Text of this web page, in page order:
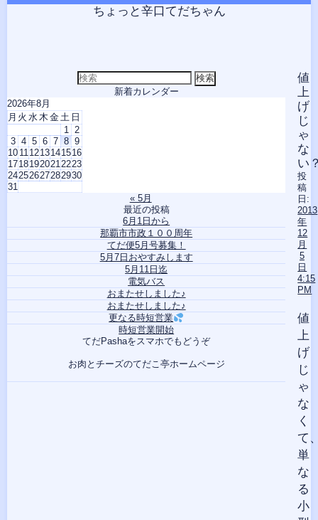
コ
ン
へ
ス
ちょっと辛口てだちゃん
値
上
げ
じ
ゃ
な
い
投
稿
日:
2013
年
12
月
5
日
4:15
PM
値
上
げ
じ
ゃ
な
く
て
単
な
る
小
検
索
象:
新着カレンダー
2026年8月
月 火 水木 金土 日
1 2
3 4 5 6 7 8 9
10 111213141516
17181920212223
24252627282930
31
« 5月
最近の投稿
6月1日から
那覇市市政１００周年
てだ便5月号募集！
5月7日おやすみします
5月11日迄
電気バス
おまたせしました♪
おまたせしました♪
更なる時短営業
時短営業開始
てだPashaをスマホでもどうぞ
お肉とチーズのてだこ亭ホームページ